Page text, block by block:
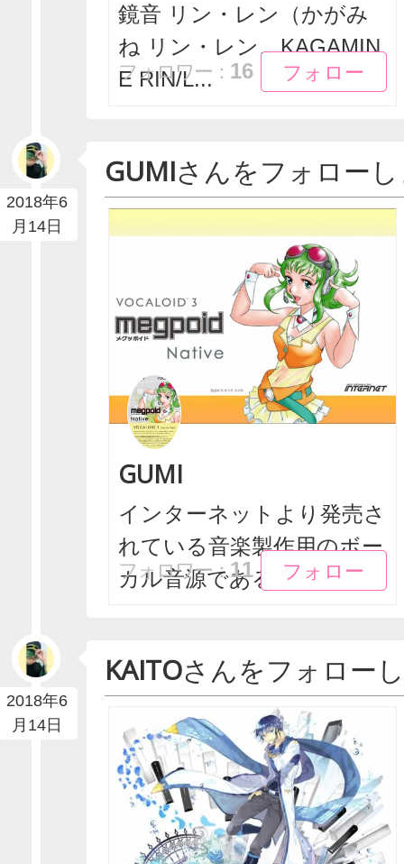
鏡音 リン・レン（かがみ
ね リン・レン、KAGAMIN
E RIN/L...
フォロー
フォロー
フォロワー： 16
2018年6
月14日
GUMIさんをフォロー
GUMI
インターネットより発売さ
れている音楽製作用のボー
カル音源である。声優...
フォロー
フォロー
フォロワー：11
2018年6
月14日
KAITOさんをフォロー